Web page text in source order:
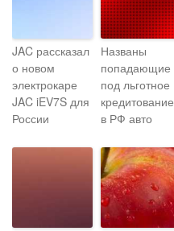
JAC рассказал
о новом
электрокаре
JAC iEV7S для
России
Названы
попадающие
под льготное
кредитование
в РФ авто